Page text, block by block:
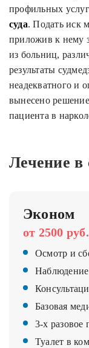
профильных
суда. Подать иск
приложив к нему
из больниц,
результаты
неадекватного и
вынесено
пациента в
Лечение в
Эконом
от 2500 руб.
Осмотр и
Базовая
3-х разовое
Туалет в